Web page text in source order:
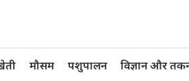
मौसम पशुपालन विज्ञान और